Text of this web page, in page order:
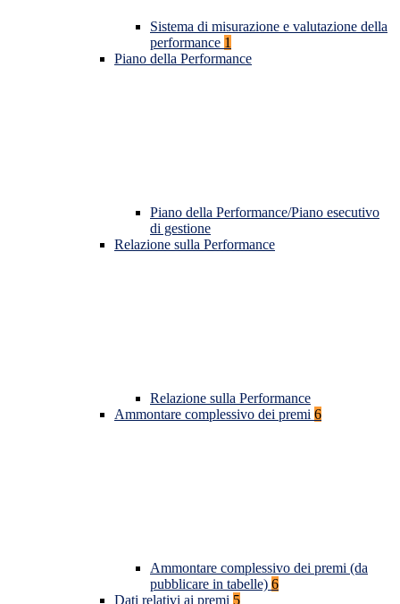
Sistema di misurazione e valutazione della
performance 1
Piano della Performance
Piano della Performance/Piano esecutivo
di gestione
Relazione sulla Performance
Relazione sulla Performance
Ammontare complessivo dei premi 6
Ammontare complessivo dei premi (da
pubblicare in tabelle) 6
Dati relativi ai premi 5